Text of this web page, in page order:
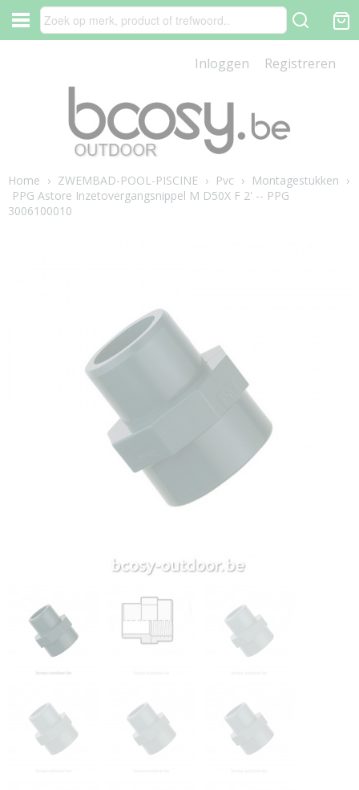
Inloggen Registreren
Home › ZWEMBAD-POOL-PISCINE › Pvc › Montagestukken ›
PPG Astore Inzetovergangsnippel M D50X F 2' -- PPG
3006100010